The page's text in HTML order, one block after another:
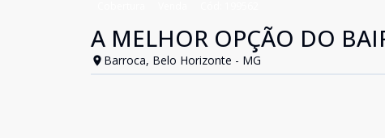
A MELHOR OPÇÃO DO
Barroca, Belo Horizonte - MG